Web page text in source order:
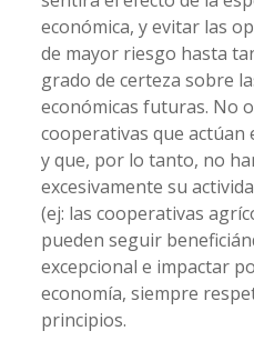
económica, y evitar las
de mayor riesgo hasta
grado de certeza sobre
económicas futuras. No
cooperativas que actúan
y que, por lo tanto, no
excesivamente su
(ej: las cooperativas
pueden seguir
excepcional e impactar
economía, siempre
principios.